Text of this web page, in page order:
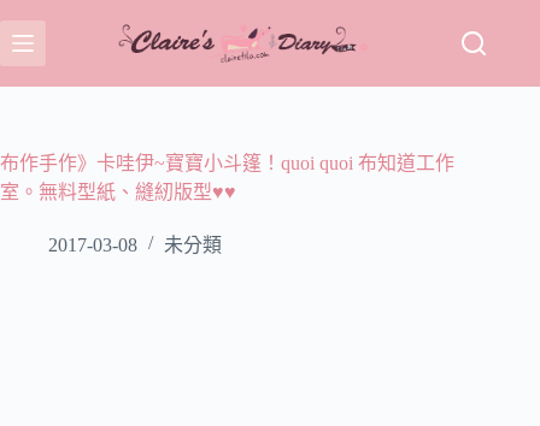
至
主
容
布作手作》卡哇伊~寶寶小斗篷！quoi quoi 布知道工作
室。無料型紙、縫紉版型♥♥
2017-03-08 未分類